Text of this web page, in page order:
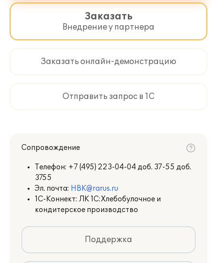
Заказать
Внедрение у партнера
Заказать онлайн-демонстрацию
Отправить запрос в 1С
Сопровождение
Телефон: +7 (495) 223-04-04 доб. 37-55 доб.
3755
Эл. почта: HBK@rarus.ru
1С-Коннект: ЛК 1С:Хлебобулочное и
кондитерское производство
Поддержка